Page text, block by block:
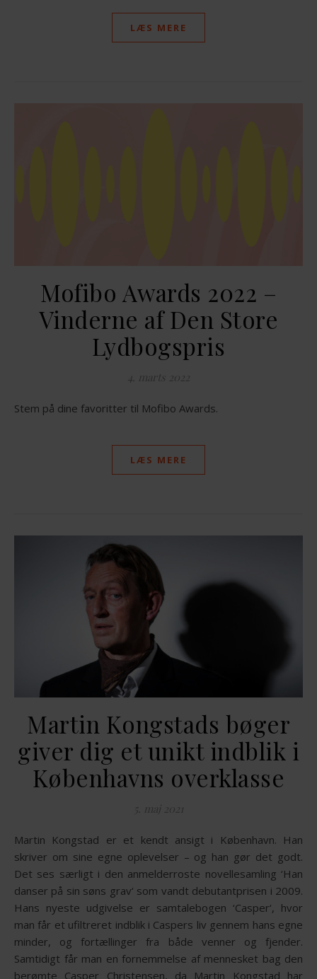
LÆS MERE
Mofibo Awards 2022 –
Vinderne af Den Store
Lydbogspris
4. marts 2022
Stem på dine favoritter til Mofibo Awards.
LÆS MERE
Martin Kongstads bøger
giver dig et unikt indblik i
Københavns overklasse
5. maj 2021
Martin Kongstad er et kendt ansigt i København. Han
skriver om sine egne oplevelser – og han gør det godt.
Det ses særligt i den anmelderroste novellesamling ‘Han
danser på sin søns grav‘ som vandt debutantprisen i 2009.
Hans nyeste udgivelse er samtalebogen ‘Casper‘, hvor
man får et ufiltreret indblik i Caspers liv gennem hans egne
minder, og fortællinger fra både venner og fjender.
Samtidigt får man en fornemmelse af mennesket bag den
berømte Casper Christensen, da Martin Kongstad har